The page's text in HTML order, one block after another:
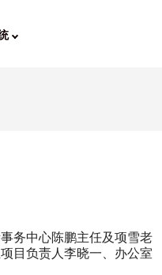
务中心陈鹏主任及项雪老
目负责人李晓一、办公室